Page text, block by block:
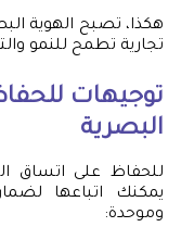
هكذا، تصبح الهوية
تجارية تطمح للنمو
توجيهات
البصرية
للحفاظ على اتساق
يمكنك اتباعها
وموحدة: